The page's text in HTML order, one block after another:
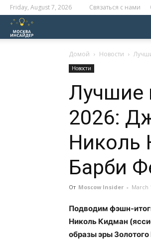
Friday, August 7, 2026 Связаться с нами
Домой Новости
Новости
Лучшие
2026:
Николь
Барби
От Moscow Insider - March
Подводим фэшн-
Николь Кидман
образы эры